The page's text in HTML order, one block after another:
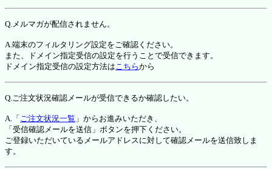
Q.メルマガが配信されません。
A.端末のフィルタリング設定をご確認ください。
また、ドメイン指定受信の設定を行うことで受信できます。
ドメイン指定受信の設定方法はこちらから
Q.ご注文状況確認メールが受信できるか確認したい。
A.「 ご注文状況一覧 」からお進みいただき、
「受信確認メールを送信」ボタンを押下ください。
ご登録いただいているメールアドレスに対して確認メールを送信致しま
す。